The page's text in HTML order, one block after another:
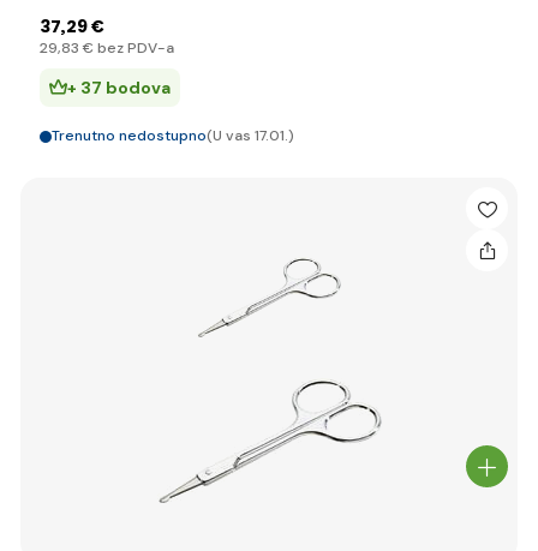
37,29 €
29,83 € bez PDV-a
+ 37 bodova
Trenutno nedostupno(U vas 17.01.)